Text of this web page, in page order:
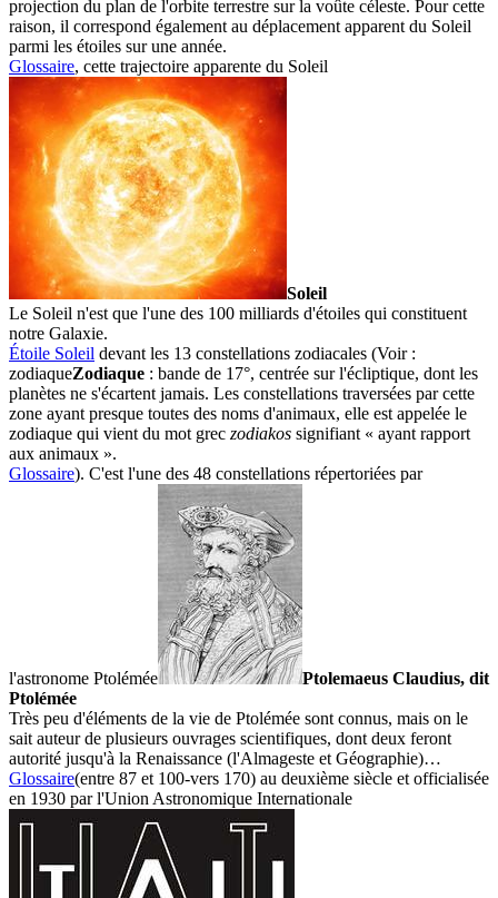
projection du plan de l'orbite terrestre sur la voûte céleste. Pour cette
raison, il correspond également au déplacement apparent du Soleil
parmi les étoiles sur une année.
Glossaire, cette trajectoire apparente du Soleil
Soleil
Le Soleil n'est que l'une des 100 milliards d'étoiles qui constituent
notre Galaxie.
Étoile Soleil devant les 13 constellations zodiacales (Voir :
zodiaqueZodiaque : bande de 17°, centrée sur l'écliptique, dont les
planètes ne s'écartent jamais. Les constellations traversées par cette
zone ayant presque toutes des noms d'animaux, elle est appelée le
zodiaque qui vient du mot grec zodiakos signifiant « ayant rapport
aux animaux ».
Glossaire). C'est l'une des 48 constellations répertoriées par
l'astronome Ptolémée
Ptolemaeus Claudius, dit
Ptolémée
Très peu d'éléments de la vie de Ptolémée sont connus, mais on le
sait auteur de plusieurs ouvrages scientifiques, dont deux feront
autorité jusqu'à la Renaissance (l'Almageste et Géographie)…
Glossaire(entre 87 et 100-vers 170) au deuxième siècle et officialisée
en 1930 par l'Union Astronomique Internationale